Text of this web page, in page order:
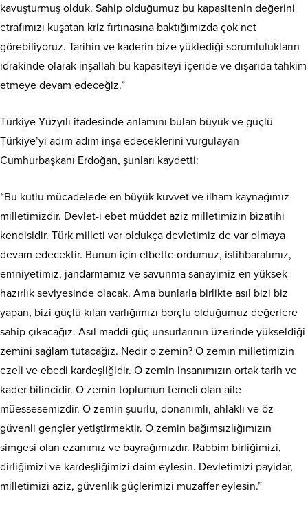
kavuşturmuş olduk. Sahip olduğumuz bu kapasitenin değerini
etrafımızı kuşatan kriz fırtınasına baktığımızda çok net
görebiliyoruz. Tarihin ve kaderin bize yüklediği sorumlulukların
idrakinde olarak inşallah bu kapasiteyi içeride ve dışarıda tahkim
etmeye devam edeceğiz.”
Türkiye Yüzyılı ifadesinde anlamını bulan büyük ve güçlü
Türkiye’yi adım adım inşa edeceklerini vurgulayan
Cumhurbaşkanı Erdoğan, şunları kaydetti:
“Bu kutlu mücadelede en büyük kuvvet ve ilham kaynağımız
milletimizdir. Devlet-i ebet müddet aziz milletimizin bizatihi
kendisidir. Türk milleti var oldukça devletimiz de var olmaya
devam edecektir. Bunun için elbette ordumuz, istihbaratımız,
emniyetimiz, jandarmamız ve savunma sanayimiz en yüksek
hazırlık seviyesinde olacak. Ama bunlarla birlikte asıl bizi biz
yapan, bizi güçlü kılan varlığımızı borçlu olduğumuz değerlere
sahip çıkacağız. Asıl maddi güç unsurlarının üzerinde yükseldiği
zemini sağlam tutacağız. Nedir o zemin? O zemin milletimizin
ezeli ve ebedi kardeşliğidir. O zemin insanımızın ortak tarih ve
kader bilincidir. O zemin toplumun temeli olan aile
müessesemizdir. O zemin şuurlu, donanımlı, ahlaklı ve öz
güvenli gençler yetiştirmektir. O zemin bağımsızlığımızın
simgesi olan ezanımız ve bayrağımızdır. Rabbim birliğimizi,
dirliğimizi ve kardeşliğimizi daim eylesin. Devletimizi payidar,
milletimizi aziz, güvenlik güçlerimizi muzaffer eylesin.”